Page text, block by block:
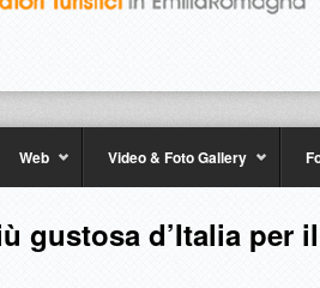
Web Video & Foto Gallery
gustosa d’Italia per